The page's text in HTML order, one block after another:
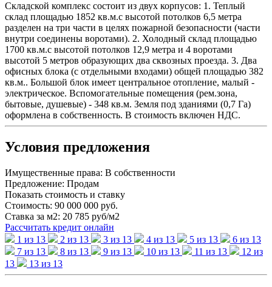
Складской комплекс состоит из двух корпусов: 1. Теплый
склад площадью 1852 кв.м.с высотой потолков 6,5 метра
разделен на три части в целях пожарной безопасности (части
внутри соединены воротами). 2. Холодный склад площадью
1700 кв.м.с высотой потолков 12,9 метра и 4 воротами
высотой 5 метров образующих два сквозных проезда. 3. Два
офисных блока (с отдельными входами) общей площадью 382
кв.м.. Большой блок имеет центральное отопление, малый -
электрическое. Вспомогательные помещения (рем.зона,
бытовые, душевые) - 348 кв.м. Земля под зданиями (0,7 Га)
оформлена в собственность. В стоимость включен НДС.
Условия предложения
Имущественные права: В собственности
Предложение: Продам
Показать стоимость и ставку
Стоимость: 90 000 000 руб.
Ставка за м2: 20 785 руб/м2
Рассчитать кредит онлайн
1 из 13
2 из 13 3 из 13 4 из 13 5 из 13
6 из 13
7 из 13
8 из 13 9 из 13 10 из 13 11 из 13
12 из
13
13 из 13